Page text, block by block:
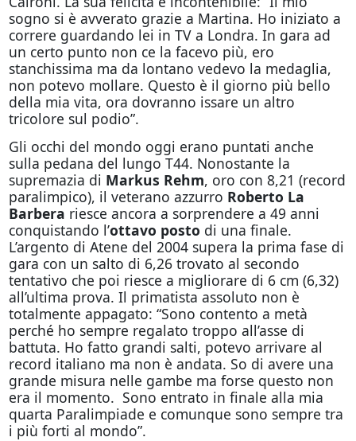
sogno si è avverato grazie a Martina. Ho iniziato a
correre guardando lei in TV a Londra. In gara ad
un certo punto non ce la facevo più, ero
stanchissima ma da lontano vedevo la medaglia,
non potevo mollare. Questo è il giorno più bello
della mia vita, ora dovranno issare un altro
tricolore sul podio”.
Gli occhi del mondo oggi erano puntati anche
sulla pedana del lungo T44. Nonostante la
supremazia di Markus Rehm, oro con 8,21 (record
paralimpico), il veterano azzurro Roberto La
Barbera riesce ancora a sorprendere a 49 anni
conquistando l’ottavo posto di una finale.
L’argento di Atene del 2004 supera la prima fase di
gara con un salto di 6,26 trovato al secondo
tentativo che poi riesce a migliorare di 6 cm (6,32)
all’ultima prova. Il primatista assoluto non è
totalmente appagato: “Sono contento a metà
perché ho sempre regalato troppo all’asse di
battuta. Ho fatto grandi salti, potevo arrivare al
record italiano ma non è andata. So di avere una
grande misura nelle gambe ma forse questo non
era il momento. Sono entrato in finale alla mia
quarta Paralimpiade e comunque sono sempre tra
i più forti al mondo”.